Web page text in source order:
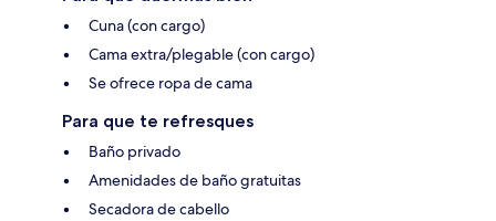
Cuna (con cargo)
Cama extra/plegable (con cargo)
Se ofrece ropa de cama
Para que te refresques
Baño privado
Amenidades de baño gratuitas
Secadora de cabello